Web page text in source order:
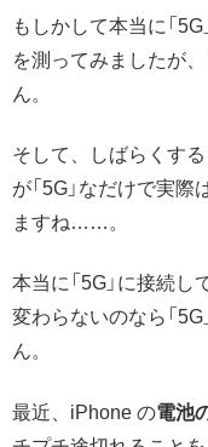
もしかして本当に「
を測ってみましたが
ん。
そして、しばらくする
が「5G」なだけで実際
ますね……。
本当に「5G」に接続し
変わらないのなら「
ん。
最近、iPhone の電池